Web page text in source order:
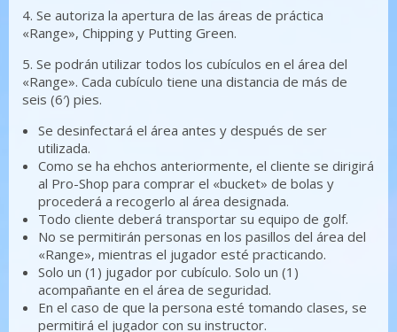
4. Se autoriza la apertura de las áreas de práctica
«Range», Chipping y Putting Green.
5. Se podrán utilizar todos los cubículos en el área del
«Range». Cada cubículo tiene una distancia de más de
seis (6′) pies.
Se desinfectará el área antes y después de ser
utilizada.
Como se ha ehchos anteriormente, el cliente se dirigirá
al Pro-Shop para comprar el «bucket» de bolas y
procederá a recogerlo al área designada.
Todo cliente deberá transportar su equipo de golf.
No se permitirán personas en los pasillos del área del
«Range», mientras el jugador esté practicando.
Solo un (1) jugador por cubículo. Solo un (1)
acompañante en el área de seguridad.
En el caso de que la persona esté tomando clases, se
permitirá el jugador con su instructor.